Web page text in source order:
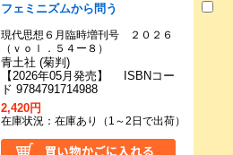
フェミニズムから問う
現代思想６月臨時増刊号 ２０２６
（ｖｏｌ．５４ー８）
青土社 (菊判)
【2026年05月発売】 ISBNコー
ド 9784791714988
2,420円
在庫状況：在庫あり（1～2日で出荷）